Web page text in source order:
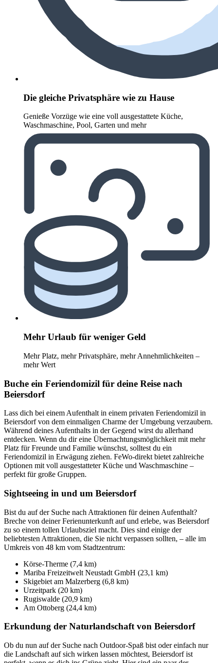
Die gleiche Privatsphäre wie zu Hause
Genieße Vorzüge wie eine voll ausgestattete Küche,
Waschmaschine, Pool, Garten und mehr
Mehr Urlaub für weniger Geld
Mehr Platz, mehr Privatsphäre, mehr Annehmlichkeiten –
mehr Wert
Buche ein Feriendomizil für deine Reise nach
Beiersdorf
Lass dich bei einem Aufenthalt in einem privaten Feriendomizil in
Beiersdorf von dem einmaligen Charme der Umgebung verzaubern.
Während deines Aufenthalts in der Gegend wirst du allerhand
entdecken. Wenn du dir eine Übernachtungsmöglichkeit mit mehr
Platz für Freunde und Familie wünschst, solltest du ein
Feriendomizil in Erwägung ziehen. FeWo-direkt bietet zahlreiche
Optionen mit voll ausgestatteter Küche und Waschmaschine –
perfekt für große Gruppen.
Sightseeing in und um Beiersdorf
Bist du auf der Suche nach Attraktionen für deinen Aufenthalt?
Breche von deiner Ferienunterkunft auf und erlebe, was Beiersdorf
zu so einem tollen Urlaubsziel macht. Dies sind einige der
beliebtesten Attraktionen, die Sie nicht verpassen sollten, – alle im
Umkreis von 48 km vom Stadtzentrum:
Körse-Therme (7,4 km)
Mariba Freizeitwelt Neustadt GmbH (23,1 km)
Skigebiet am Malzerberg (6,8 km)
Urzeitpark (20 km)
Rugiswalde (20,9 km)
Am Ottoberg (24,4 km)
Erkundung der Naturlandschaft von Beiersdorf
Ob du nun auf der Suche nach Outdoor-Spaß bist oder einfach nur
die Landschaft auf sich wirken lassen möchtest, Beiersdorf ist